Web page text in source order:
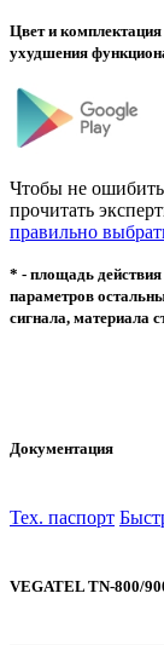
Цвет и комплектация
ухудшения
Чтобы не
прочитать
правильно
* - площадь действия
параметров
сигнала, материала
Документация
Тех. паспорт
VEGATEL TN-800/